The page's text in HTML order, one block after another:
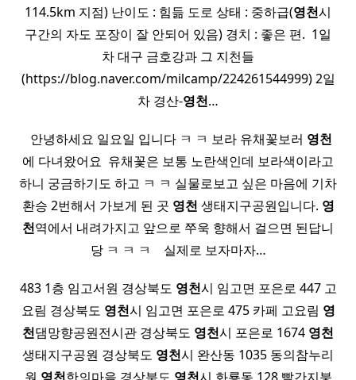
114.5km 지점) 난이도 : 힘듦 도로 상태 : 중하급(영천시
구간의 자도 포장이 잘 안되어 있음) 경치 : 좋은 편. ​ 1일
차 대구 금호강과 그 지천들
(https://blog.naver.com/milcamp/224261544999) 2일
차 경산-영천…
​ ​ 안녕하세요 일요일 입니다 ㅋ ㅋ 보라 유채꽃보러 영천
에 다녀왔어요 ​ 유채꽃은 보통 노란색인데 보라색이라고
하니 궁금하기도 하고 ㅋ ㅋ 실물로보고 싶은 마음에 기차
환승 2번해서 가보게 된 곳 영천 생태지구공원입니다. 영
천역에서 내려가지고 앞으로 쭈욱 향해서 걸으면 된답니
당 ㅋ ㅋ ㅋ ​ ​ ​ 실제로 보자마자…
483 1층 임고서원 경상북도 영천시 임고면 포은로 447 고
요림 경상북도 영천시 임고면 포은로 475 카페 고요림 영
천댐망향공원전시관 경상북도 영천시 포은로 1674 영천
생태지구공원 경상북도 영천시 완산동 1035 동의참누리